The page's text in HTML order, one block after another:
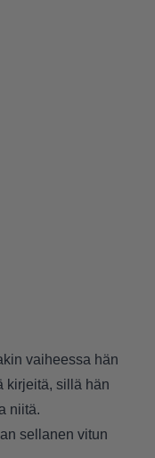
vaiheessa hän
kirjeitä, sillä hän
niitä.
sellanen vitun